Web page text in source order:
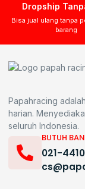
Dropship
Bisa jual ulang tanpa
barang
Papahracing
harian.
seluruh Indonesia.
BUTUH
021-